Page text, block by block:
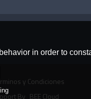
y Condiciones
By BEE Cloud
in order to